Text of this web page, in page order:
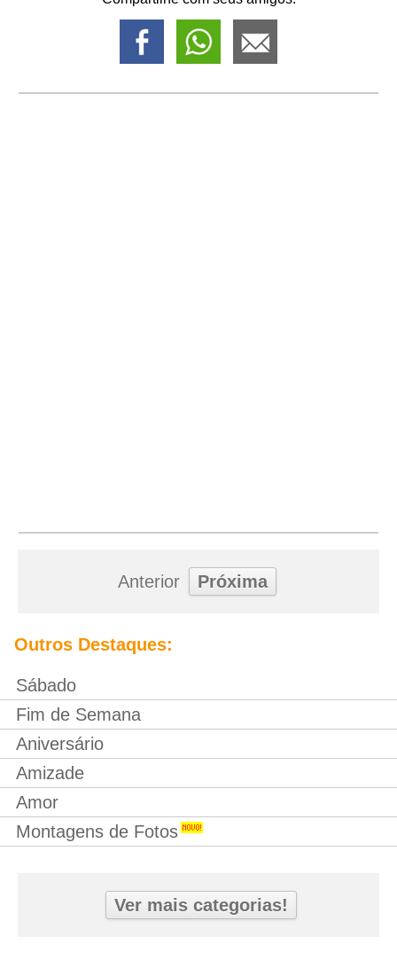
Anterior Próxima
Outros Destaques:
Sábado
Fim de Semana
Aniversário
Amizade
Amor
Montagens de Fotos
Ver mais categorias!